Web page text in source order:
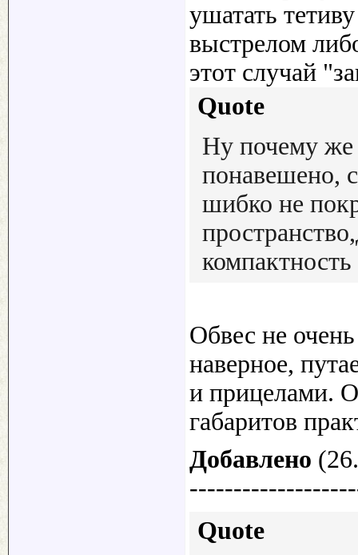
ушатать
выстрелом
этот случай
Quote
Ну почему же
понавешено,
шибко не
компактность
Обвес не
наверное,
и прицелами.
габаритов
Добавлено
Quote